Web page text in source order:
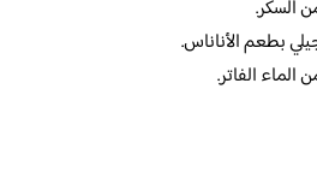
السكر.
بطعم الأناناس.
الماء الفاتر.